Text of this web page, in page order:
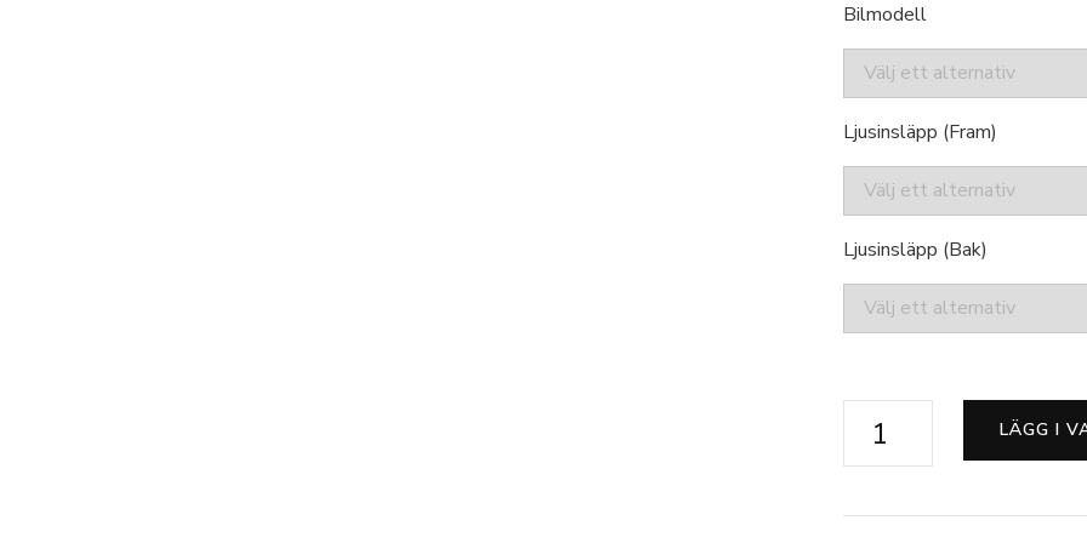
Bilmodell
Ljusinsläpp (Fram)
Ljusinsläpp (Bak)
Lincoln
LÄGG I